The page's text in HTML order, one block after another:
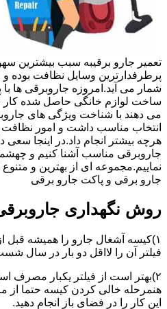
تعمیر جارو برقیبه سبب بیشترین
پرطرفدارترین وسایل نظافت بوده و
شمار می آید.امروزه جاروبرقی ها
ساخت لوازم خانگی حاصل شده کار
می دهند با شناخت ویژگی های
انتخاب مناسب داشت و امور نظافت
هرچه بیشتر انجام داد.در اینجا سعی
جاروبرقی مناسب آشنا کنیم و
نماییم.مجموعه ای از بهترین و
جارو برقی و پاکت جارو برقی
روش نگهداری
۱)کیسه آشغال جارو را همیشه
فیلتر آن را لااقل دو بار در سال
۲)بهتر است از فیلتر یکبار مصرف
هنمرحله خالی کردن کیسه حتما از
این کار را در فضای باز انجام دهید.